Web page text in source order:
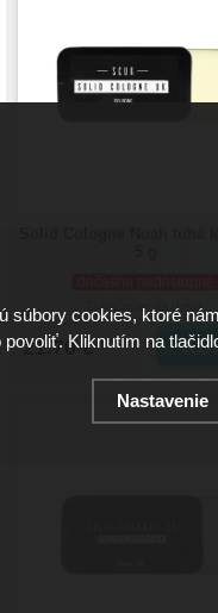
Doručenie: na dotaz
21.70 €
súbory cookies, ktoré
povoliť. Kliknutím na
Nastavenie